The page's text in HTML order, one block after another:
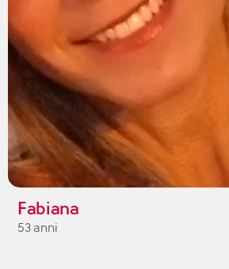
Fabiana
53 anni